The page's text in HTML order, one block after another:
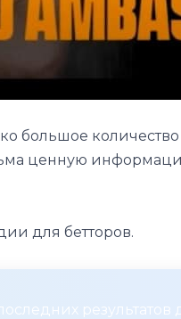
большое
ценную
для бетторов.
результатов